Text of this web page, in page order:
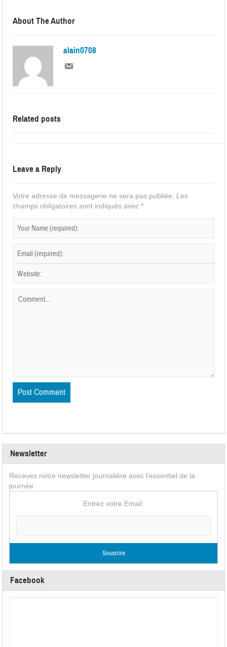
About The Author
alain0708
Related posts
Leave a Reply
Votre adresse de messagerie ne sera pas publiée.
Les
champs obligatoires sont indiqués avec*
Newsletter
Recevez notre newsletter journalière avec l'essentiel de la
journée
Entrez votre Email:
Facebook